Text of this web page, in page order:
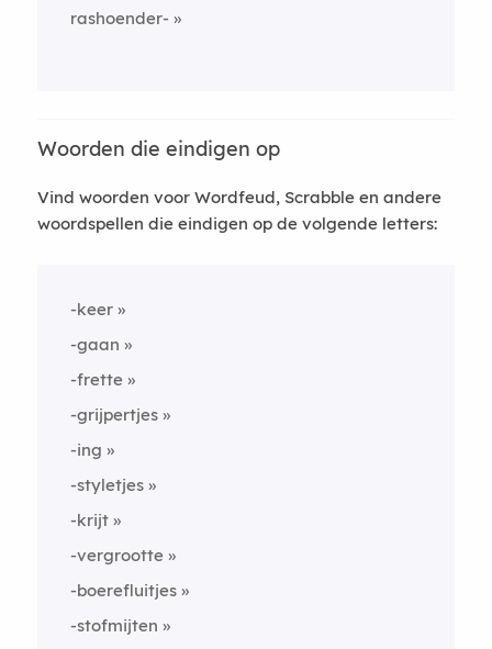
rashoender-
Woorden die eindigen op
Vind woorden voor Wordfeud, Scrabble en andere
woordspellen die eindigen op de volgende letters:
-keer
-gaan
-frette
-grijpertjes
-ing
-styletjes
-krijt
-vergrootte
-boerefluitjes
-stofmijten